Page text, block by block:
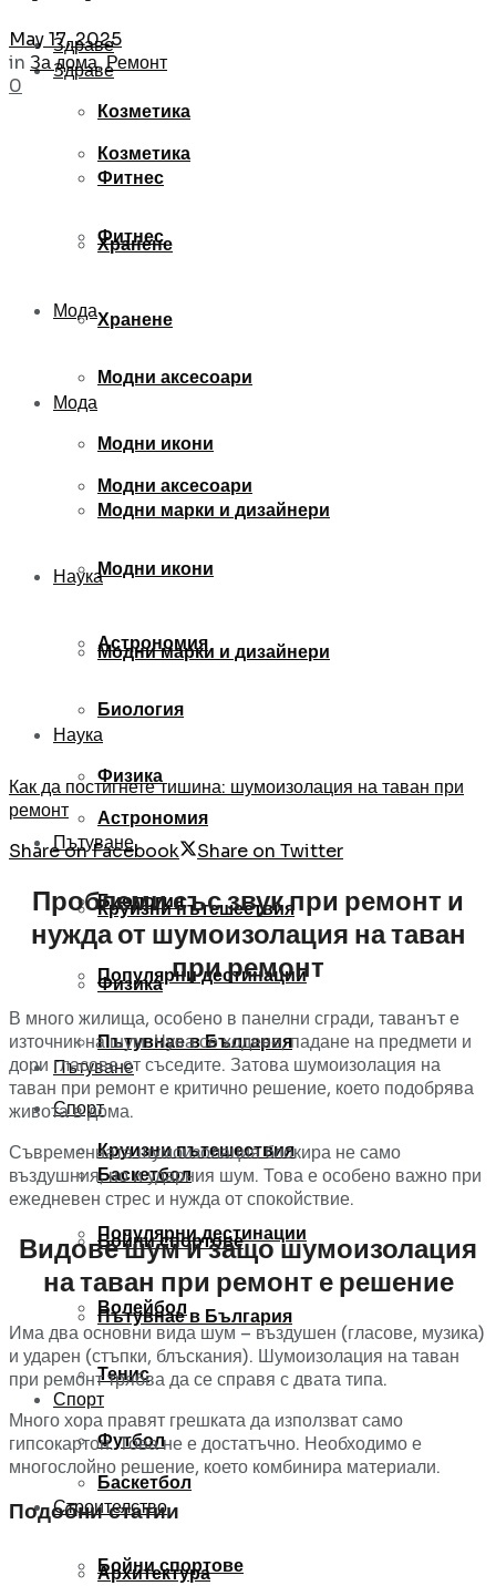
Здраве
Козметика
Фитнес
Хранене
Мода
Модни аксесоари
Модни икони
Модни марки и дизайнери
Наука
Астрономия
Биология
Физика
Пътуване
Круизни пътешествия
Популярни дестинации
Пътувнае в България
Спорт
Баскетбол
Бойни спортове
Здраве
Козметика
Фитнес
Хранене
Мода
Модни аксесоари
Модни икони
Модни марки и дизайнери
Наука
Астрономия
Биология
Физика
Пътуване
Круизни пътешествия
Популярни дестинации
Пътувнае в България
Спорт
Баскетбол
Бойни спортове
Волейбол
Тенис
Футбол
Строителство
Архитектура
May 17, 2025
in За дома,Ремонт
0
Как да постигнете тишина: шумоизолация на таван при
ремонт
Share on Facebook
Share on Twitter
Проблемисъсзвукпри ремонт и
нуждаот шумоизолация натаван
приремонт
В многожилища, особено в панелни сгради, таванъте
източникнашум.Чувасеходене,падане на предмети и
дори гласовеотсъседите. Затова шумоизолация на
таван при ремонте критично решение, което подобрява
животавдома.
Съвременнаташумоизолацияблокира несамо
въздушния,ноиударния шум. Товаеособено важно при
ежедневен стрес и нуждаотспокойствие.
Видовешумизащошумоизолация
натаван при ремонт е решение
Имадваосновнивидашум –въздушен (гласове, музика)
и ударен (стъпки, блъскания). Шумоизолация натаван
при ремонттрябвадасесправя сдвататипа.
Многохора правят грешкатада използватсамо
гипсокартон.Тованеедостатъчно. Необходимое
многослойно решение, което комбинира материали.
Подобни статии